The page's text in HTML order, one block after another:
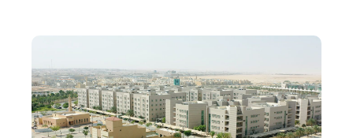
الصورة